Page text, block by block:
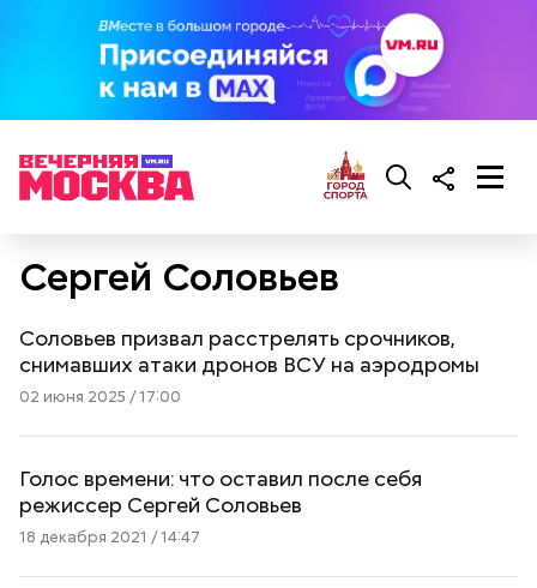
Сергей Соловьев
Соловьев призвал расстрелять срочников,
снимавших атаки дронов ВСУ на аэродромы
02 июня 2025 / 17:00
Голос времени: что оставил после себя
режиссер Сергей Соловьев
18 декабря 2021 / 14:47